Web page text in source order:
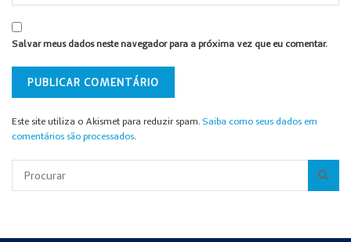
Salvar meus dados neste navegador para a próxima vez que eu comentar.
Este site utiliza o Akismet para reduzir spam. Saiba como seus dados em
comentários são processados